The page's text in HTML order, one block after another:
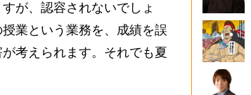
が、認容されないでしょ
業という業務を、成績を誤
考えられます。それでも夏